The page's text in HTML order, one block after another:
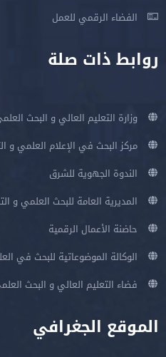
الفضاء الرقمي للعمل
روابط ذات صلة
وزارة التعليم العالي و البحث
مركز البحث في الإعلام العلمي و
الندوة الجهوية للشرق
المديرية العامة للبحث العلمي و
حاضنة الأعمال الرقمية
الوكالة الموضوعاتية للبحث في
فضاء التعليم العالي و البحث
الموقع الجغرافي